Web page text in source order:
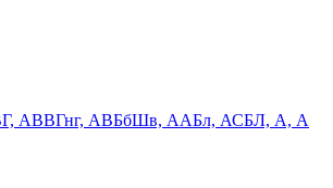
АВВГнг, АВБбШв, ААБл, АСБЛ, А, А